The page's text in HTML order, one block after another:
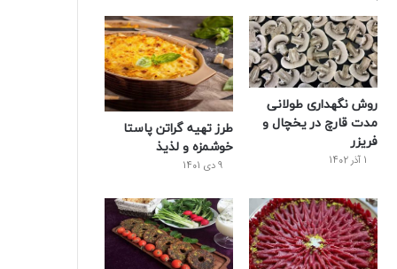
ک
ر
ی
س
ت
ب
س
روش نگهداری طولانی
مدت قارچ در یخچال و
فریزر
1 آذر 1402
طرز تهیه گراتن پاستا
خوشمزه و لذیذ
9 دی 1401